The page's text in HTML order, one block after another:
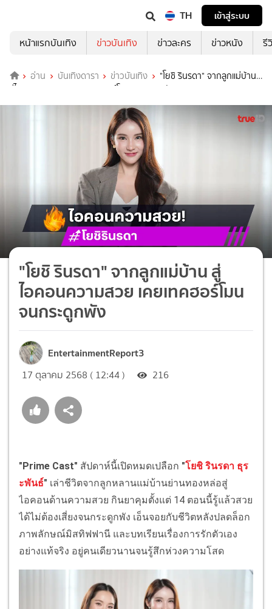
TH
เข้าสู่ระบบ
หน้าแรกบันเทิง
ข่าวบันเทิง ข่าวละคร ข่าวหนัง รี
อ่าน บันเทิงดารา ข่าวบันเทิง
"โยชิ รินรดา" จากลูกแม่บ้าน
สู่ไอคอนความสวย เคยเทคฮอร์โมนจนกระดูกพัง
"โยชิ รินรดา" จากลูกแม่บ้าน สู่
ไอคอนความสวย เคยเทคฮอร์โมน
จนกระดูกพัง
EntertainmentReport3
17 ตุลาคม 2568 ( 12:44 ) 216
"Prime Cast" สัปดาห์นี้เปิดหมดเปลือก "โยชิ รินรดา ธุร
ะพันธ์" เล่าชีวิตจากลูกหลานแม่บ้านย่านทองหล่อสู่
ไอคอนด้านความสวย กินยาคุมตั้งแต่ 14 ตอนนี้รู้แล้วสวย
ได้ไม่ต้องเสี่ยงจนกระดูกพัง เอ็นจอยกับชีวิตหลังปลดล็อก
ภาพลักษณ์มิสทิฟฟานี และบทเรียนเรื่องการรักตัวเอง
อย่างแท้จริง อยู่คนเดียวนานจนรู้สึกห่วงความโสด